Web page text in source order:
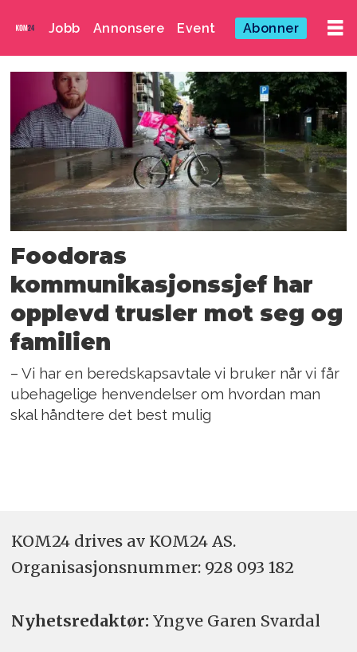
Jobb Annonsere Event Abonner
Emne:
2501221
Foodoras
kommunikasjonssjef har
opplevd trusler mot seg og
familien
– Vi har en beredskapsavtale vi bruker når vi får
ubehagelige henvendelser om hvordan man
skal håndtere det best mulig
KOM24 drives av KOM24 AS.
Organisasjons­nummer: 928 093 182
Nyhetsredaktør: Yngve Garen Svardal